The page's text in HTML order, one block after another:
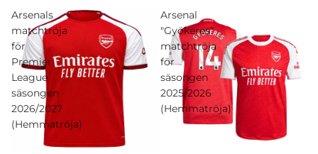
Arsenals
matchtröja
för
Premier
League
säsongen
2026/2027
(Hemmatröja)
Arsenal
"Gyökeres"
matchtröja
för
säsongen
2025/2026
(Hemmatröja)